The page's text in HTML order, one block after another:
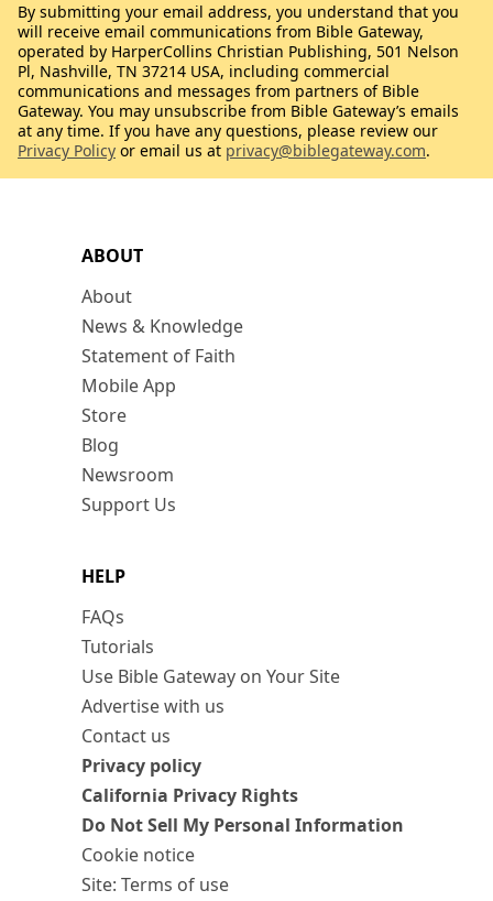
ABOUT
About
News & Knowledge
Statement of Faith
Mobile App
Store
Blog
Newsroom
Support Us
HELP
FAQs
Tutorials
Use Bible Gateway on Your Site
Advertise with us
Contact us
Privacy policy
California Privacy Rights
Do Not Sell My Personal Information
Cookie notice
Site: Terms of use
By submitting your email address, you understand that you
will receive email communications from Bible Gateway,
operated by HarperCollins Christian Publishing, 501 Nelson
Pl, Nashville, TN 37214 USA, including commercial
communications and messages from partners of Bible
Gateway. You may unsubscribe from Bible Gateway’s emails
at any time. If you have any questions, please review our
Privacy Policy or email us at privacy@biblegateway.com.